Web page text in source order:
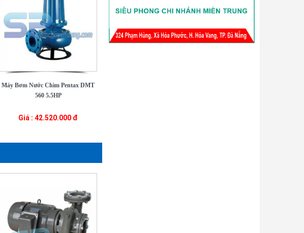
Máy Bơm Nước Chìm Pentax DMT
560 5.5HP
Giá : 42.520.000 đ